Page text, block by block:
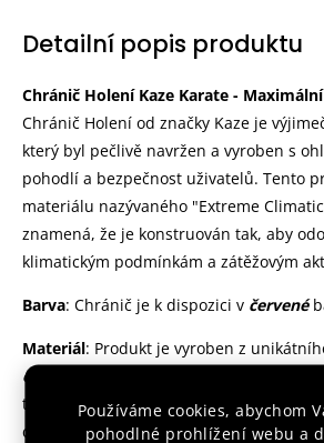
Používáme cookies, abychom
pohodlné prohlížení webu a
Detailní popis produktu
Chránič Holení Kaze Karate -
Chránič Holení od značky Kaze je
který byl pečlivě navržen a vyroben s
pohodlí a bezpečnost uživatelů. Tento
materiálu nazývaného "Extreme
znamená, že je konstruován tak, aby
klimatickým podmínkám a zátěžovým
Barva: Chránič je k dispozici v červené
Materiál: Produkt je vyroben z
extreme climatic performance
, které
testován na extrémní zátěžové aktivity.
chránič je navržen tak, aby vydržel